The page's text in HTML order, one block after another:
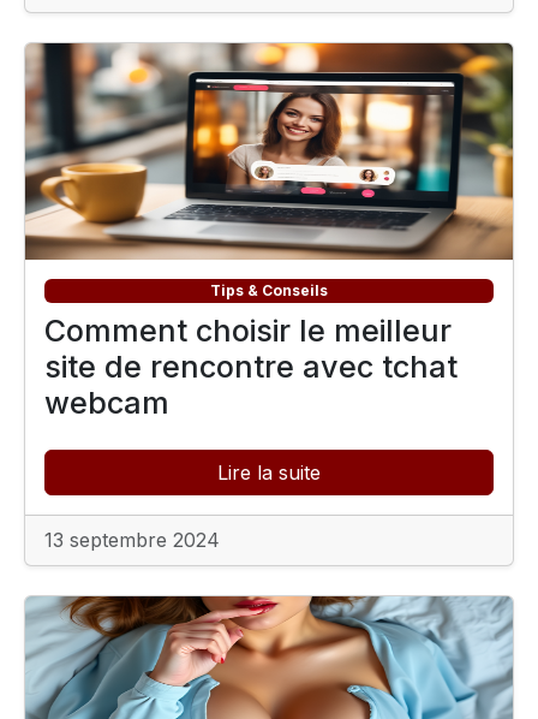
Tips & Conseils
Comment choisir le meilleur
site de rencontre avec tchat
webcam
Lire la suite
13 septembre 2024